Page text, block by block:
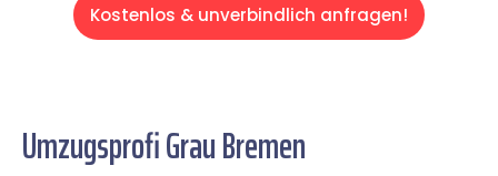
Kostenlos & unverbindlich anfragen!
Umzugsprofi Grau Bremen